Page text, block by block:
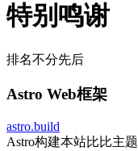
特别鸣谢
排名不分先后
Astro Web框架
astro.build
Astro构建本站比比主题